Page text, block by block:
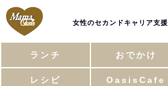
女性のセカンドキャリア支援
ランチ おでかけ
レシピ OasisCafe